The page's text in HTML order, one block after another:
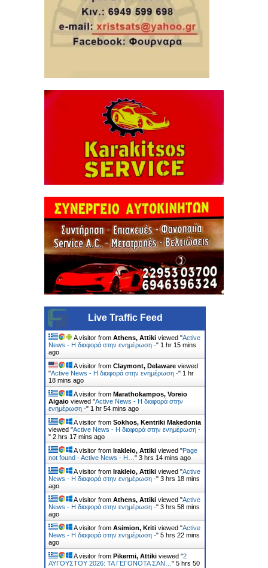
Live Traffic Feed
A visitor from Athens, Attiki viewed "Active
News - Η διαφορά στην ενημέρωση -" 1 hr 15 mins
ago
A visitor from Claymont, Delaware viewed
"Active News - Η διαφορά στην ενημέρωση -" 1 hr
18 mins ago
A visitor from Marathokampos, Voreio
Aigaio viewed "Active News - Η διαφορά στην
ενημέρωση -" 1 hr 54 mins ago
A visitor from Sokhos, Kentriki Makedonia
viewed "Active News - Η διαφορά στην ενημέρωση -
" 2 hrs 17 mins ago
A visitor from Irakleio, Attiki viewed "Page
not found - Active News - Η… " 3 hrs 14 mins ago
A visitor from Irakleio, Attiki viewed "Active
News - Η διαφορά στην ενημέρωση -" 3 hrs 18 mins
ago
A visitor from Athens, Attiki viewed "Active
News - Η διαφορά στην ενημέρωση -" 3 hrs 58 mins
ago
A visitor from Asimion, Kriti viewed "Active
News - Η διαφορά στην ενημέρωση -" 5 hrs 22 mins
ago
A visitor from Pikermi, Attiki viewed "2
ΑΥΓΟΥΣΤΟΥ 2026: ΤΑ ΓΕΓΟΝΟΤΑ ΣΑΝ… " 5 hrs 50